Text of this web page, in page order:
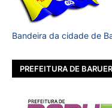
Bandeira da cidade de
PREFEITURA DE